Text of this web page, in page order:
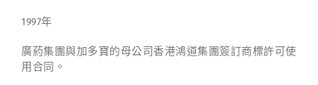
1997年
廣葯集團與加多寶的母公司香港鴻道集團簽訂商標許可使
用合同。